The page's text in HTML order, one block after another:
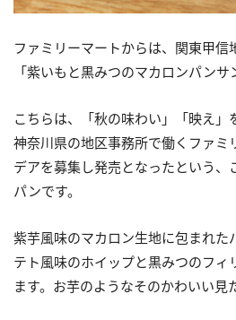
ファミリーマートからは、関東甲信
「紫いもと黒みつのマカロンパンサ
こちらは、「秋の味わい」「映え」
神奈川県の地区事務所で働くファミ
デアを募集し発売となったという、
パンです。
紫芋風味のマカロン生地に包まれた
テト風味のホイップと黒みつのフィ
ます。お芋のようなそのかわいい見